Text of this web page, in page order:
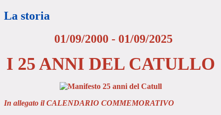
La storia
01/09/2000 - 01/09/2025
I 25 ANNI DEL CATULLO
In allegato il CALENDARIO COMMEMORATIVO